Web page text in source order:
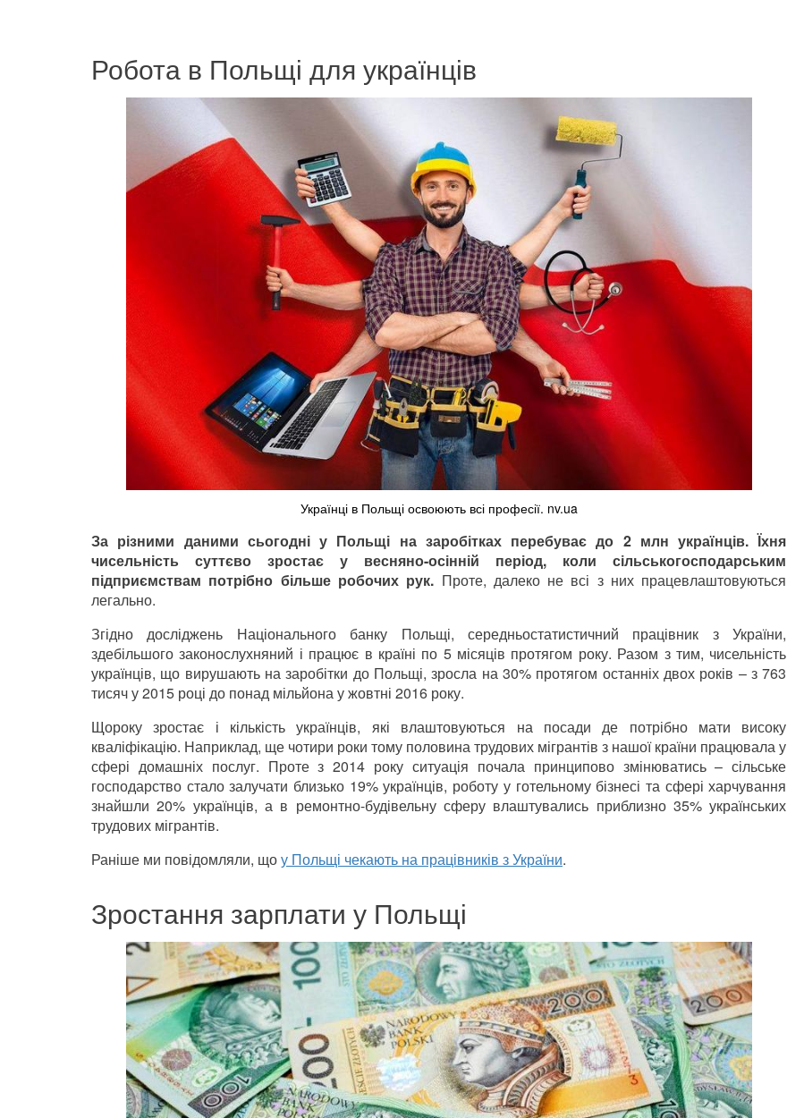
Робота в Польщі для українців
Українці в Польщі освоюють всі професії. nv.ua
За різними даними сьогодні у Польщі на заробітках перебуває до 2 млн українців. Їхня
чисельність суттєво зростає у весняно-осінній період, коли сільськогосподарським
підприємствам потрібно більше робочих рук. Проте, далеко не всі з них працевлаштовуються
легально.
Згідно досліджень Національного банку Польщі, середньостатистичний працівник з України,
здебільшого законослухняний і працює в країні по 5 місяців протягом року. Разом з тим, чисельність
українців, що вирушають на заробітки до Польщі, зросла на 30% протягом останніх двох років – з 763
тисяч у 2015 році до понад мільйона у жовтні 2016 року.
Щороку зростає і кількість українців, які влаштовуються на посади де потрібно мати високу
кваліфікацію. Наприклад, ще чотири роки тому половина трудових мігрантів з нашої країни працювала у
сфері домашніх послуг. Проте з 2014 року ситуація почала принципово змінюватись – сільське
господарство стало залучати близько 19% українців, роботу у готельному бізнесі та сфері харчування
знайшли 20% українців, а в ремонтно-будівельну сферу влаштувались приблизно 35% українських
трудових мігрантів.
Раніше ми повідомляли, щоу Польщі чекають на працівників з України.
Зростання зарплати у Польщі